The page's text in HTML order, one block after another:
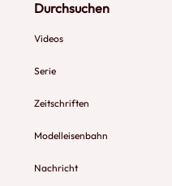
Durchsuchen
Videos
Serie
Zeitschriften
Modelleisenbahn
Nachricht